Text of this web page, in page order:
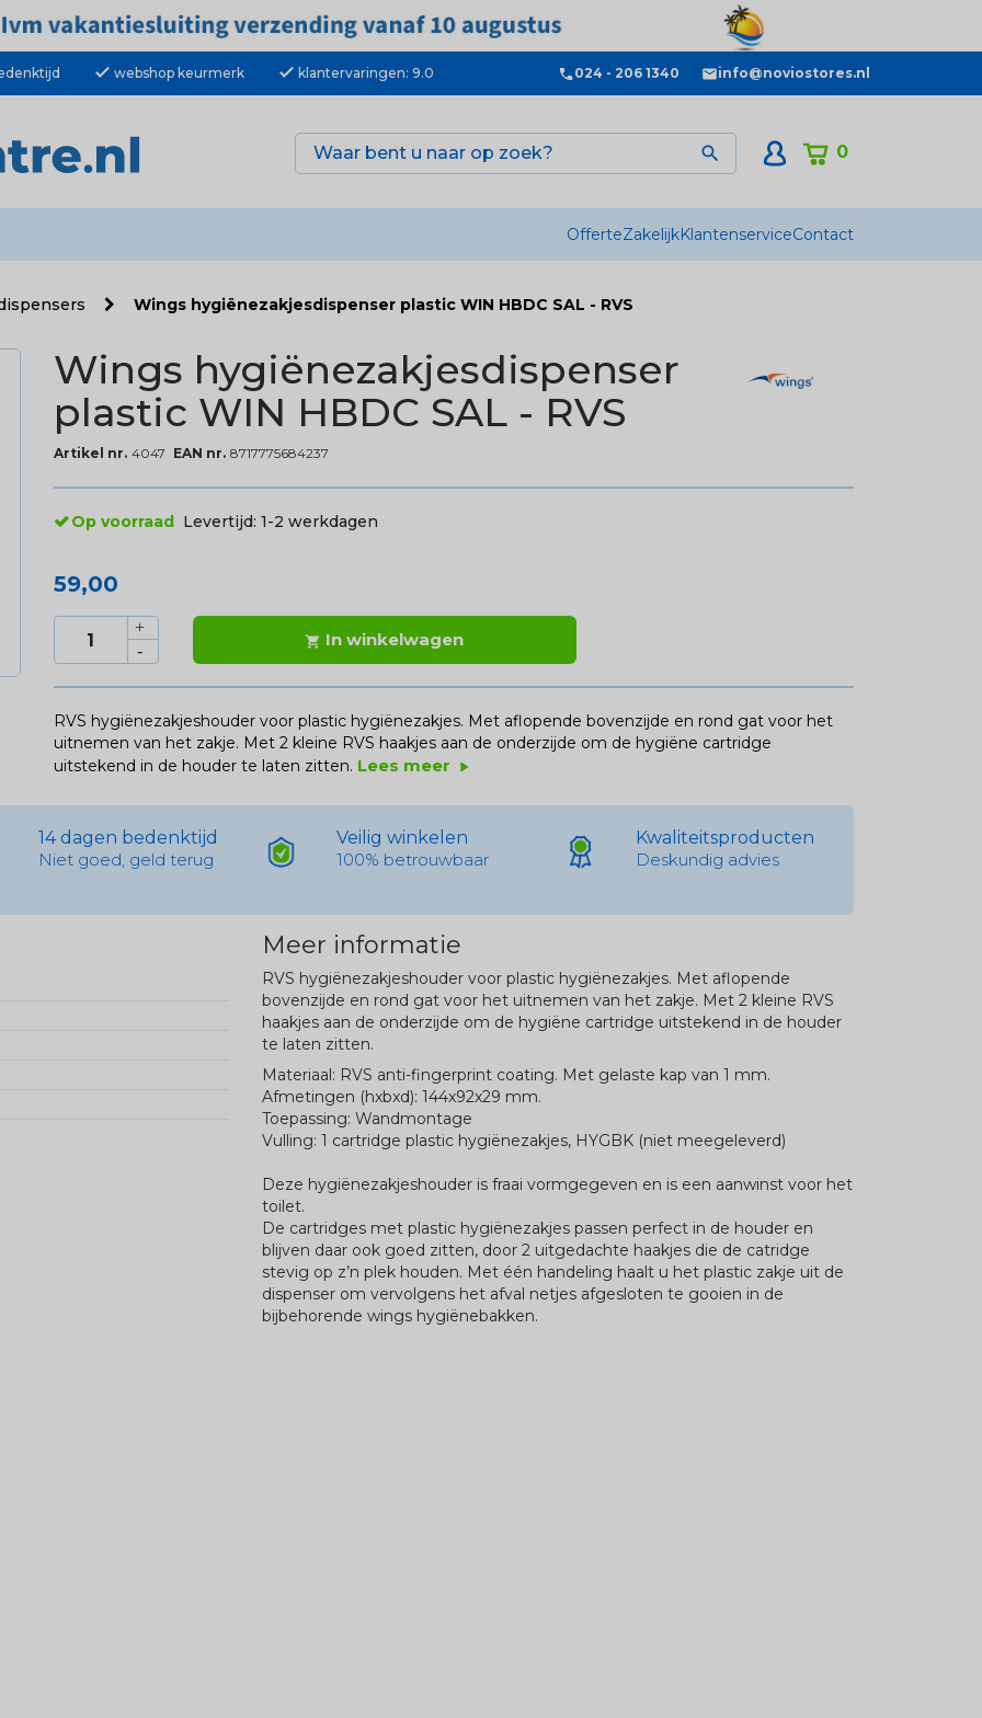
check webshop keurmerk check klantervaringen: 9.0 024 - 206 1340 info@noviostores.nl
0

OfferteZakelijkKlantenserviceContact
Wings hygiënezakjesdispenser plastic WIN HBDC SAL - RVS
Wings hygiënezakjesdispenser
plastic WIN HBDC SAL - RVS
Artikel nr. 4047 EAN nr. 8717775684237
Op voorraad Levertijd: 1-2 werkdagen
59,00
 In winkelwagen
RVS hygiënezakjeshouder voor plastic hygiënezakjes. Met aflopende bovenzijde en rond gat voor het
uitnemen van het zakje. Met 2 kleine RVS haakjes aan de onderzijde om de hygiëne cartridge
uitstekend in de houder te laten zitten. Lees meer play_arrow
14 dagen bedenktijd
Niet goed, geld terug
Veilig winkelen
100% betrouwbaar
Kwaliteitsproducten
Deskundig advies
Meer informatie
RVS hygiënezakjeshouder voor plastic hygiënezakjes. Met aflopende
bovenzijde en rond gat voor het uitnemen van het zakje. Met 2 kleine RVS
haakjes aan de onderzijde om de hygiëne cartridge uitstekend in de houder
te laten zitten.
Materiaal: RVS anti-fingerprint coating. Met gelaste kap van 1 mm.
Afmetingen (hxbxd): 144x92x29 mm.
Toepassing: Wandmontage
Vulling: 1 cartridge plastic hygiënezakjes, HYGBK (niet meegeleverd)
Deze hygiënezakjeshouder is fraai vormgegeven en is een aanwinst voor het
toilet.
De cartridges met plastic hygiënezakjes passen perfect in de houder en
blijven daar ook goed zitten, door 2 uitgedachte haakjes die de catridge
stevig op z’n plek houden. Met één handeling haalt u het plastic zakje uit de
dispenser om vervolgens het afval netjes afgesloten te gooien in de
bijbehorende wings hygiënebakken.